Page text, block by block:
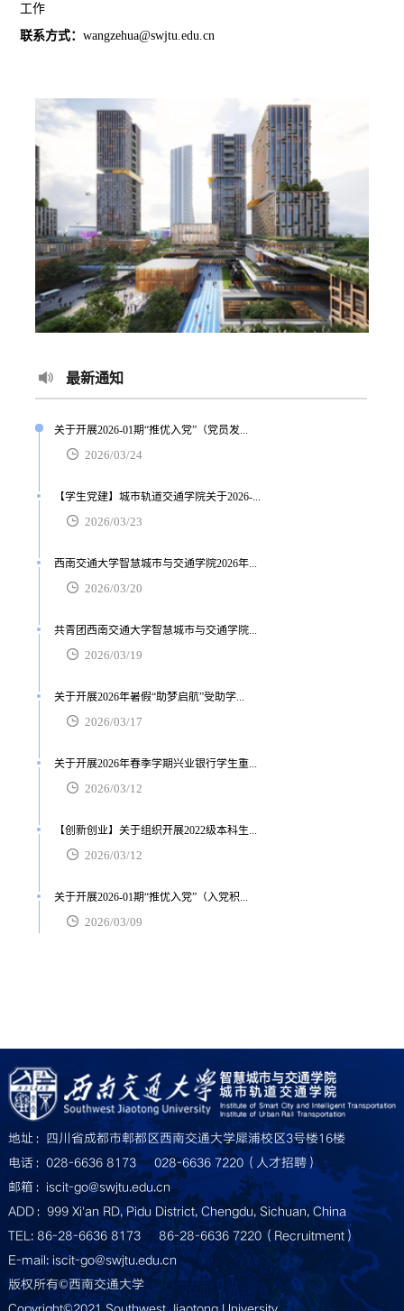
工作
联系方式： wangzehua@swjtu.edu.cn
最新通知
关于开展2026-01期“推优入党”（党员发...
2026/03/24
【学生党建】城市轨道交通学院关于2026-...
2026/03/23
西南交通大学智慧城市与交通学院2026年...
2026/03/20
共青团西南交通大学智慧城市与交通学院...
2026/03/19
关于开展2026年暑假“助梦启航”受助学...
2026/03/17
关于开展2026年春季学期兴业银行学生重...
2026/03/12
【创新创业】关于组织开展2022级本科生...
2026/03/12
关于开展2026-01期“推优入党”（入党积...
2026/03/09
地址：四川省成都市郫都区西南交通大学犀浦校区3号楼16楼
电话：028-6636 8173     028-6636 7220（人才招聘）
邮箱：iscit-go@swjtu.edu.cn
ADD：999 Xi'an RD, Pidu District, Chengdu, Sichuan, China
TEL: 86-28-6636 8173     86-28-6636 7220（Recruitment）
E-mail: iscit-go@swjtu.edu.cn
版权所有©西南交通大学